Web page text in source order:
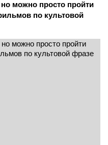
можно просто пройти
по культовой